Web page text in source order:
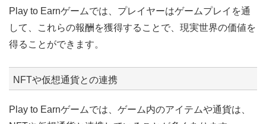
Play to Earnゲームでは、プレイヤーはゲームプレイを通
して、これらの報酬を獲得することで、現実世界の価値を
得ることができます。
NFTや仮想通貨との連携
Play to Earnゲームでは、ゲーム内のアイテムや通貨は、